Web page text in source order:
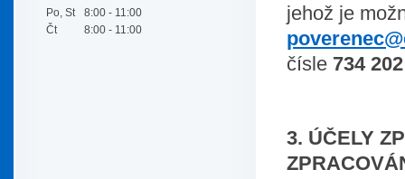
Po, St
8:00 - 11:00
Čt
8:00 - 11:00
jehož je
čísle 734
3. ÚČELY